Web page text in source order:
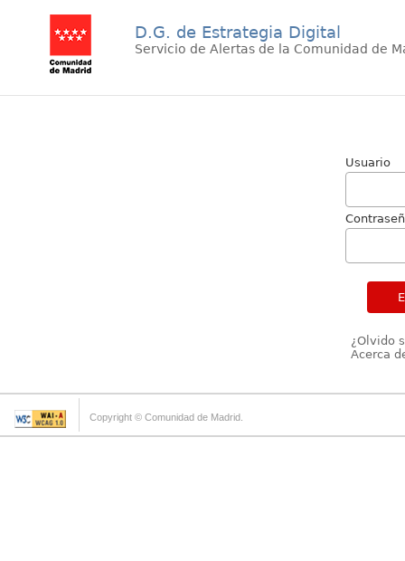
D.G. de Estrategia Digital
Servicio de Alertas de la Comunidad de
Usuario
¿Olvido
Acerca
Copyright © Comunidad de Madrid.